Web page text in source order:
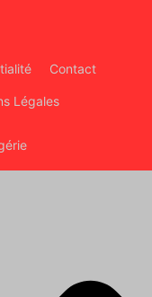
Contact
Légales